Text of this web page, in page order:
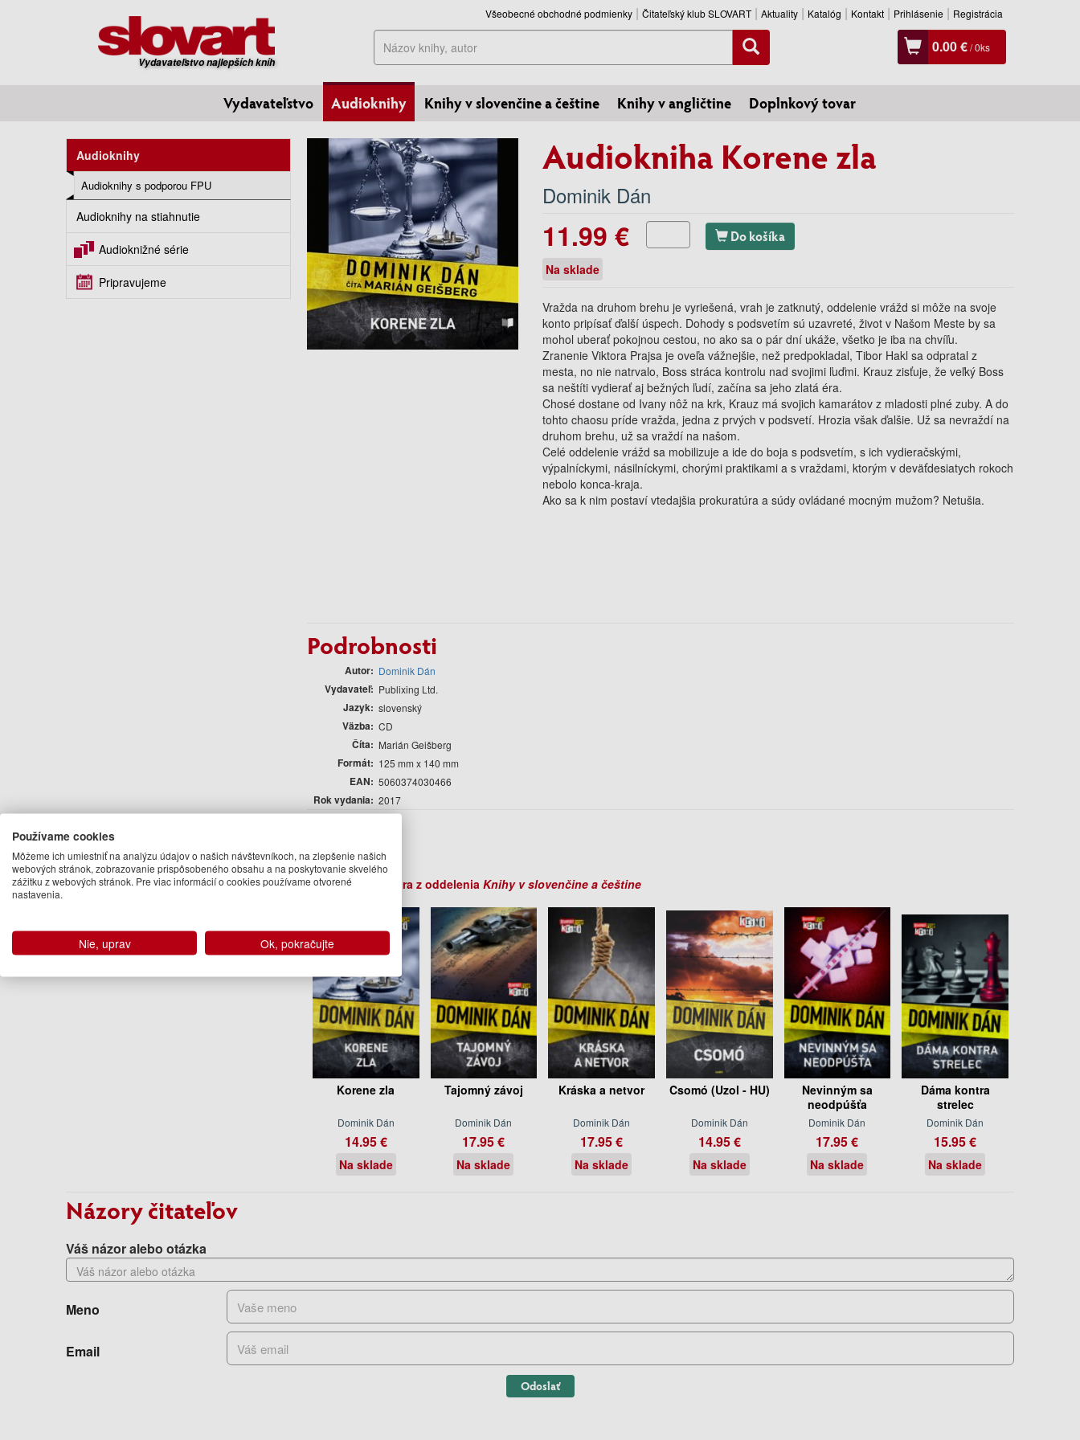
Vydavateľstvo najlepších kníh
Všeobecné obchodné podmienky Čitateľský klub SLOVART Aktuality Katalóg Kontakt Prihlásenie Registrácia
Hľadať 0.00 €/0ks
Vydavateľstvo Audioknihy Knihy v slovenčine a češtine Knihy v angličtine Doplnkový tovar
Audioknihy
Audioknihy s podporou FPU
Audioknihy na stiahnutie
Audioknižné série
Pripravujeme
Audiokniha Korene zla
Dominik Dán
11.99 € Do košíka
Na sklade
Vražda na druhom brehu je vyriešená, vrah je zatknutý, oddelenie vrážd si môže na svoje
konto pripísať ďalší úspech. Dohody s podsvetím sú uzavreté, život v Našom Meste by sa
mohol uberať pokojnou cestou, no ako sa o pár dní ukáže, všetko je iba na chvíľu.
Zranenie Viktora Prajsa je oveľa vážnejšie, než predpokladal, Tibor Hakl sa odpratal z
mesta, no nie natrvalo, Boss stráca kontrolu nad svojimi ľuďmi. Krauz zisťuje, že veľký Boss
sa neštíti vydierať aj bežných ľudí, začína sa jeho zlatá éra.
Chosé dostane od Ivany nôž na krk, Krauz má svojich kamarátov z mladosti plné zuby. A do
tohto chaosu príde vražda, jedna z prvých v podsvetí. Hrozia však ďalšie. Už sa nevraždí na
druhom brehu, už sa vraždí na našom.
Celé oddelenie vrážd sa mobilizuje a ide do boja s podsvetím, s ich vydieračskými,
výpalníckymi, násilníckymi, chorými praktikami a s vraždami, ktorým v deväťdesiatych rokoch
nebolo konca-kraja.
Ako sa k nim postaví vtedajšia prokuratúra a súdy ovládané mocným mužom? Netušia.
Podrobnosti
Autor Dominik Dán
Vydavateľ Publixing Ltd.
Jazyk slovenský
Väzba CD
Číta Marián Geišberg
Formát 125 mm x 140 mm
EAN 5060374030466
Rok vydania 2017
Dominik Dán
Ďalšie knihy autora z oddelenia Knihy v slovenčine a češtine
Korene zla
Dominik Dán
14.95 €
Na sklade
Tajomný závoj
Dominik Dán
17.95 €
Na sklade
Kráska a netvor
Dominik Dán
17.95 €
Na sklade
Csomó (Uzol - HU)
Dominik Dán
14.95 €
Na sklade
Nevinným sa
neodpúšťa
Dominik Dán
17.95 €
Na sklade
Dáma kontra
strelec
Dominik Dán
15.95 €
Na sklade
Názory čitateľov
Váš názor alebo otázka
Meno
Email
Odoslať
Používame cookies
Môžeme ich umiestniť na analýzu údajov o našich návštevníkoch, na zlepšenie našich
webových stránok, zobrazovanie prispôsobeného obsahu a na poskytovanie skvelého
zážitku z webových stránok. Pre viac informácií o cookies používame otvorené
nastavenia.
Nie, uprav Ok, pokračujte